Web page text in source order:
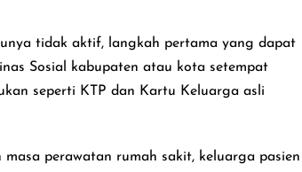
tidak aktif, langkah pertama yang dapat
Sosial kabupaten atau kota setempat
seperti KTP dan Kartu Keluarga asli
perawatan rumah sakit, keluarga pasien